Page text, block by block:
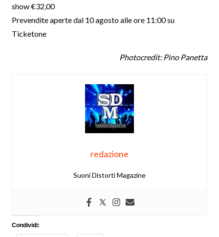
show €32,00
Prevendite aperte dal 10 agosto alle ore 11:00 su
Ticketone
Photocredit: Pino Panetta
redazione
Suoni Distorti Magazine
Condividi: